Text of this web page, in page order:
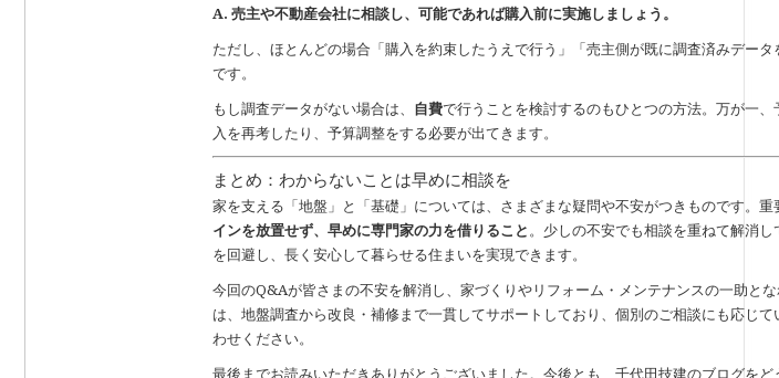
A. 売主や不動産会社に相談し、可能であれば購入前に実施しましょう。
ただし、ほとんどの場合「購入を約束したうえで行う」「売主側が既に調査済みデー
です。
もし調査データがない場合は、 自費で行うことを検討するのもひとつの方法。万が一
入を再考したり、予算調整をする必要が出てきます。
まとめ：わからないことは早めに相談を
家を支える「地盤」と「基礎」については、さまざまな疑問や不安がつきものです。重
インを放置せず、早めに専門家の力を借りること。少しの不安でも相談を重ねて解消
を回避し、長く安心して暮らせる住まいを実現できます。
今回のQ&Aが皆さまの不安を解消し、家づくりやリフォーム・メンテナンスの一助と
は、地盤調査から改良・補修まで一貫してサポートしており、個別のご相談にも応じ
わせください。
最後までお読みいただきありがとうございました。今後とも、千代田技建のブログをど